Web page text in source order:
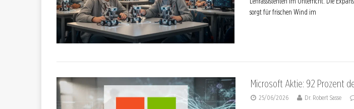
sorgt für frischen Wind im
Microsoft Aktie: 92 Prozent
25/06/2026 Dr. Robert Sasse